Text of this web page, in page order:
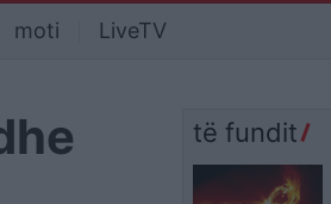
moti LiveTV
të fundit